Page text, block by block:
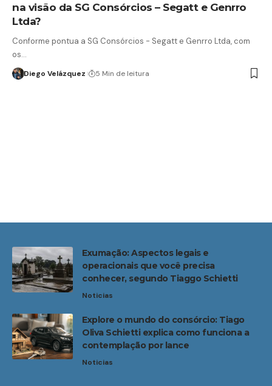
na visão da SG Consórcios – Segatt e Genrro
Ltda?
Conforme pontua a SG Consórcios - Segatt e Genrro Ltda, com
os…
Diego Velázquez 5 Min de leitura
Exumação: Aspectos legais e
operacionais que você precisa
conhecer, segundo Tiaggo Schietti
Noticias
Explore o mundo do consórcio: Tiago
Oliva Schietti explica como funciona a
contemplação por lance
Noticias